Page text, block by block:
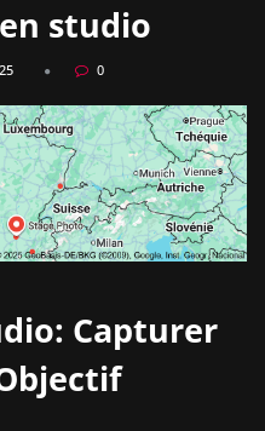
studio
0
Capturer